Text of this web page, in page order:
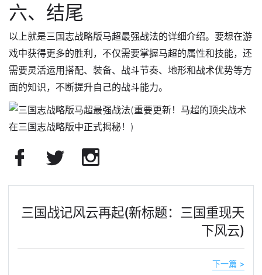
六、结尾
以上就是三国志战略版马超最强战法的详细介绍。要想在游
戏中获得更多的胜利，不仅需要掌握马超的属性和技能，还
需要灵活运用搭配、装备、战斗节奏、地形和战术优势等方
面的知识，不断提升自己的战斗能力。
三国战记风云再起(新标题：三国重现天
下风云)
下一篇 >